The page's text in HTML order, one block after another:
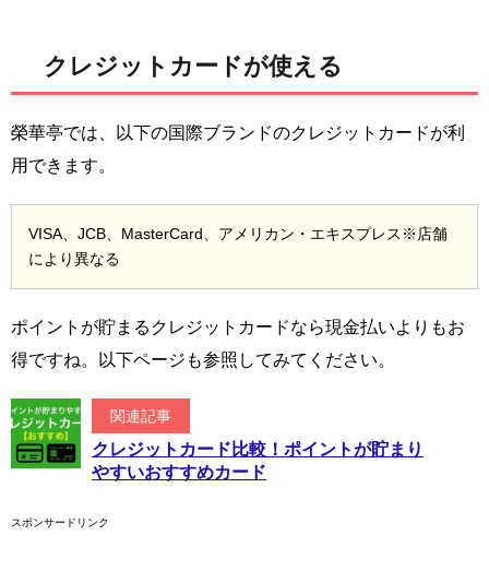
クレジットカードが使える
榮華亭では、以下の国際ブランドのクレジットカードが利
用できます。
VISA、JCB、MasterCard、アメリカン・エキスプレス※店舗
により異なる
ポイントが貯まるクレジットカードなら現金払いよりもお
得ですね。以下ページも参照してみてください。
関連記事
クレジットカード比較！ポイントが貯まり
やすいおすすめカード
スポンサードリンク